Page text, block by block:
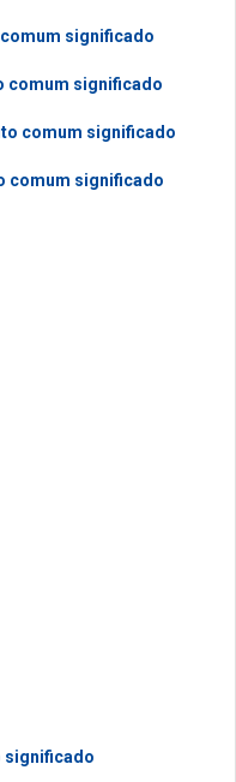
significado
comum significado
comum significado
comum significado
significado